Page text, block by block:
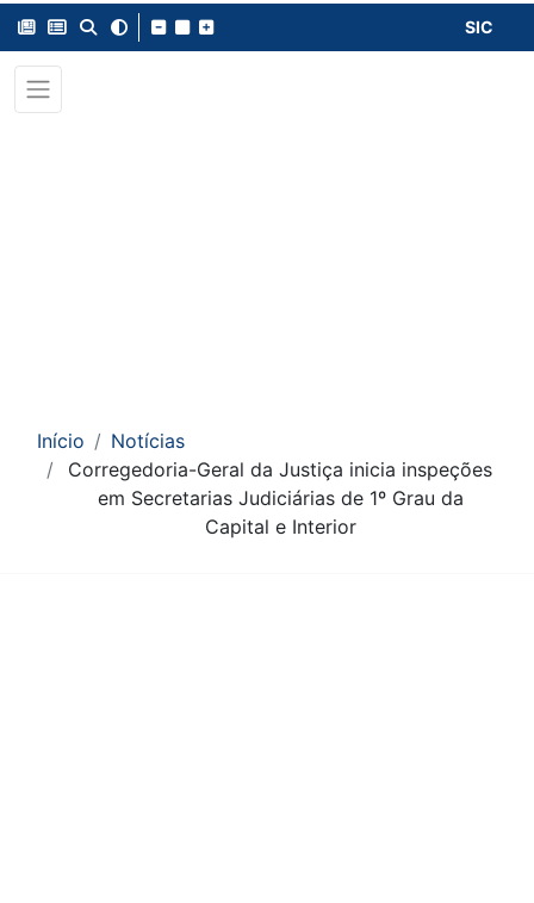
SIC
Início
Notícias
Corregedoria-Geral da Justiça inicia inspeções
em Secretarias Judiciárias de 1º Grau da
Capital e Interior